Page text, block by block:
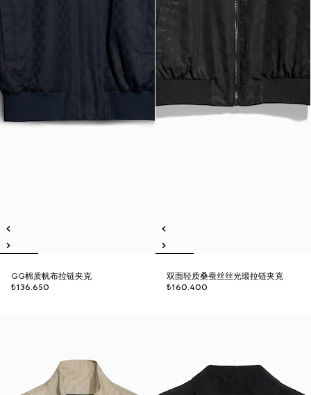
GG棉质帆布拉链夹克
₺136.650
双面轻质桑蚕丝丝光缎拉链夹克
₺160.400